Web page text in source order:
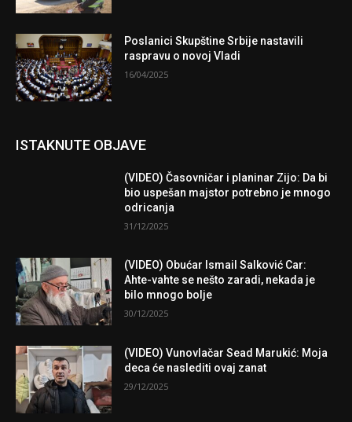
Poslanici Skupštine Srbije nastavili
raspravu o novoj Vladi
16/04/2025
ISTAKNUTE OBJAVE
(VIDEO) Časovničar i planinar Zijo: Da bi
bio uspešan majstor potrebno je mnogo
odricanja
31/12/2025
(VIDEO) Obućar Ismail Salković Car:
Ahte-vahte se nešto zaradi, nekada je
bilo mnogo bolje
30/12/2025
(VIDEO) Vunovlačar Sead Marukić: Moja
deca će naslediti ovaj zanat
29/12/2025